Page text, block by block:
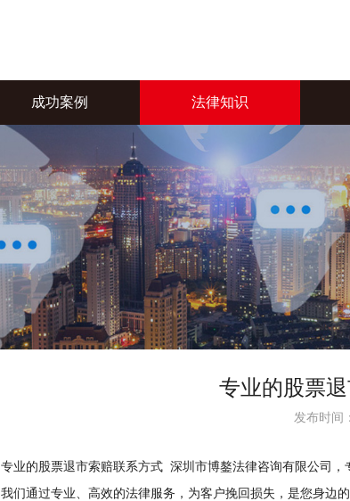
成功案例 法律知识
专业的股票
发布时间
专业的股票退市索赔联系方式 深圳市博鏊法律咨询有限公司，
我们通过专业、高效的法律服务，为客户挽回损失，是您身边的